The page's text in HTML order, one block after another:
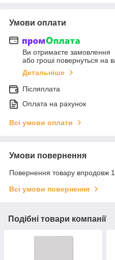
Умови оплати
Ви отримаєте замовлення
або гроші повернуться на
Детальніше
Післяплата
Оплата на рахунок
Всі умови оплати
Умови повернення
Повернення товару впродовж
Всі умови повернення
Подібні товари компанії